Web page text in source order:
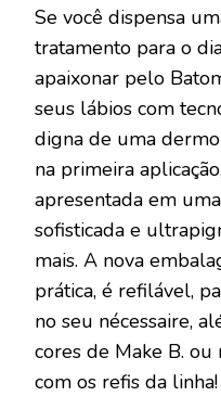
Se você dispensa
tratamento para o
apaixonar pelo
seus lábios com
digna de uma
na primeira
apresentada em
sofisticada e
mais. A nova
prática, é refilável,
no seu nécessaire,
cores de Make B. ou
com os refis da linha!